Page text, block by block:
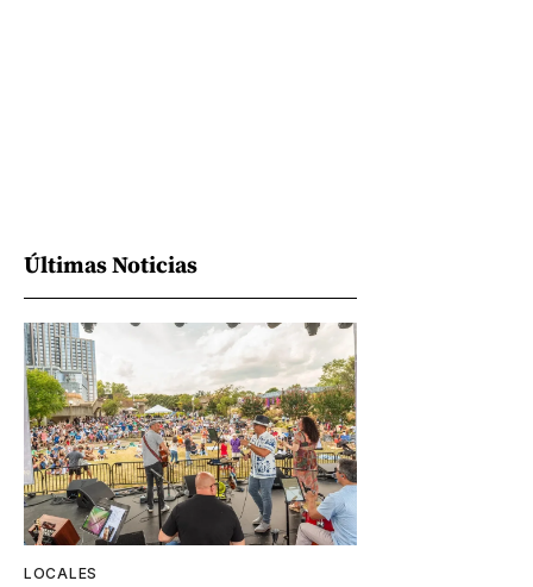
Últimas Noticias
LOCALES